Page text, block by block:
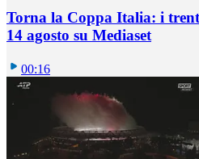
Torna la Coppa Italia: i
14 agosto su Mediaset
00:16